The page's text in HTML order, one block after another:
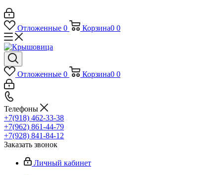
Отложенные 0 Корзина0 0
Отложенные 0 Корзина0 0
Телефоны
+7(918) 462-33-38
+7(962) 861-44-79
+7(928) 841-84-12
Заказать звонок
Личный кабинет